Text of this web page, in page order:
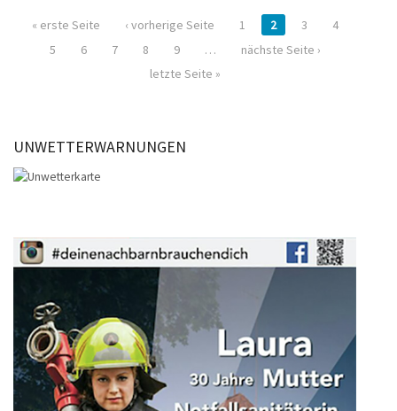
« erste Seite ‹ vorherige Seite 1 2 3
4
5
6 7 8 9 …
nächste Seite ›
letzte Seite »
UNWETTERWARNUNGEN